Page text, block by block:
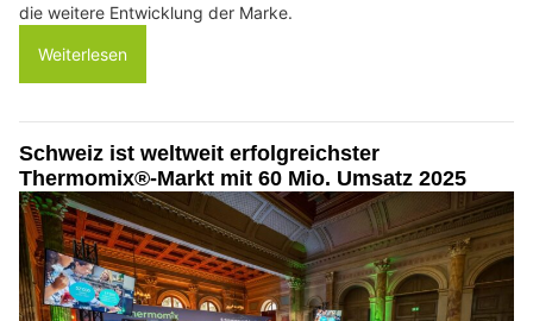
die weitere Entwicklung der Marke.
Weiterlesen
Schweiz ist weltweit erfolgreichster
Thermomix®-Markt mit 60 Mio. Umsatz 2025